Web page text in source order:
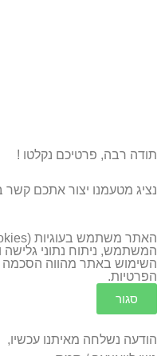
תודה רבה, פרטיכם נקלטו !
נציג מטעמנו יצור אתכם
המשתמש, ניתוח נתוני
השימוש באתר מהווה הסכמה
הפרטיות.
סגור
הודעה נשלחה מאיתנו עכשיו,